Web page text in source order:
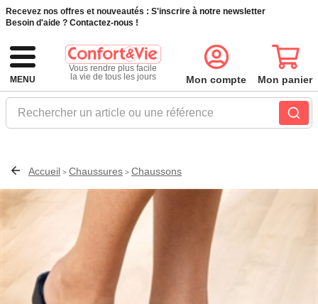
Recevez nos offres et nouveautés : S'inscrire à notre newsletter
Besoin d'aide ? Contactez-nous !
MENU
Vous rendre plus facile
la vie de tous les jours
Rechercher un article ou une référence
Mon compte Mon panier
Accueil > Chaussures > Chaussons